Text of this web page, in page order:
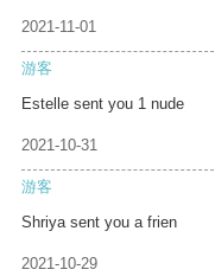
2021-11-01
游客
Estelle sent you 1 nude
2021-10-31
游客
Shriya sent you a frien
2021-10-29